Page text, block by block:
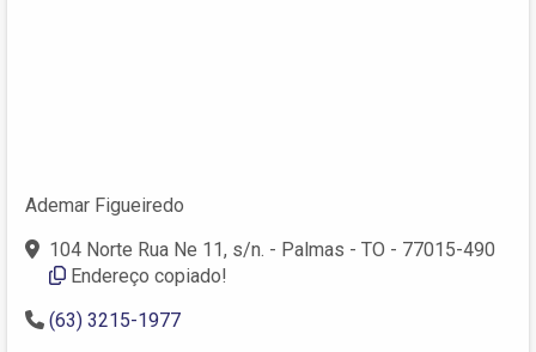
Ademar Figueiredo
104 Norte Rua Ne 11, s/n. - Palmas - TO - 77015-490
Endereço copiado!
(63) 3215-1977